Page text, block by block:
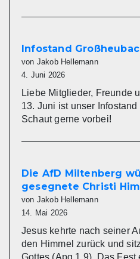
Eschau
Infostand
von Jakob Hellemann
4. Juni 2026
Liebe Mitglieder, Freunde
13. Juni ist unser
Schaut gerne vorbei!
Die AfD Miltenberg
gesegnete Christi
von Jakob Hellemann
14. Mai 2026
Jesus kehrte nach seiner
den Himmel zurück und
Gottes (Apg 1,9). Das